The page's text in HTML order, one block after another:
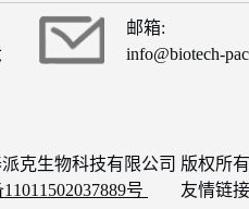
邮箱:
info@biotech-
克生物科技有限公司 版权所有
号 友情链